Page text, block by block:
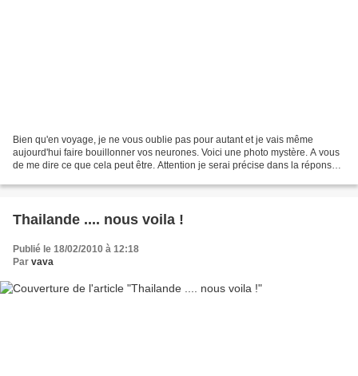
Bien qu'en voyage, je ne vous oublie pas pour autant et je vais même
aujourd'hui faire bouillonner vos neurones. Voici une photo mystère. A vous
de me dire ce que cela peut être. Attention je serai précise dans la réponse,
Thailande .... nous voila !
Publié le 18/02/2010 à 12:18
Par vava